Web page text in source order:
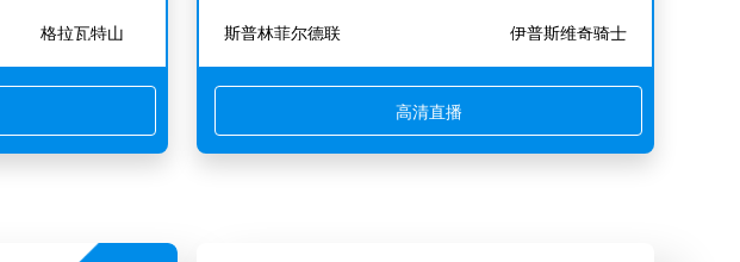
格拉瓦特山 斯普林菲尔德联 伊普斯维奇骑士
高清直播